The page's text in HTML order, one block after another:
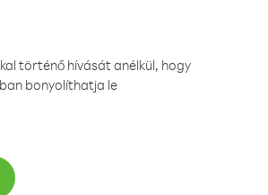
történő hívását anélkül, hogy
bonyolíthatja le